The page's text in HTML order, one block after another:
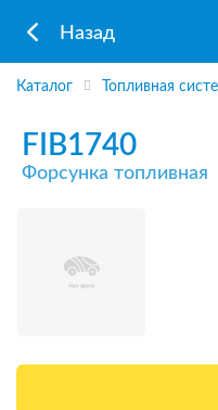
Назад
Каталог Топливная
FIB1740
Форсунка топливная